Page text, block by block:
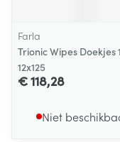
Farla
Trionic Wipes Doekjes
12x125
€ 118,28
Niet